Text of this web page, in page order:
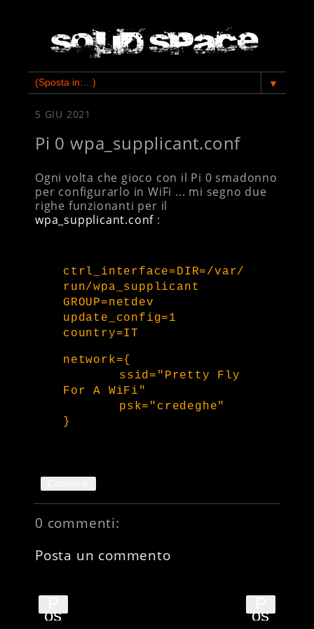
▼
5 GIU 2021
Pi 0 wpa_supplicant.conf
Ogni volta che gioco con il Pi 0 smadonno
per configurarlo in WiFi ... mi segno due
righe funzionanti per il
wpa_supplicant.conf :
ctrl_interface=DIR=/var/
run/wpa_supplicant
GROUP=netdev
update_config=1
country=IT
network={
ssid="Pretty Fly
For A WiFi"
psk="credeghe"
}
0 commenti:
Posta un commento
os os